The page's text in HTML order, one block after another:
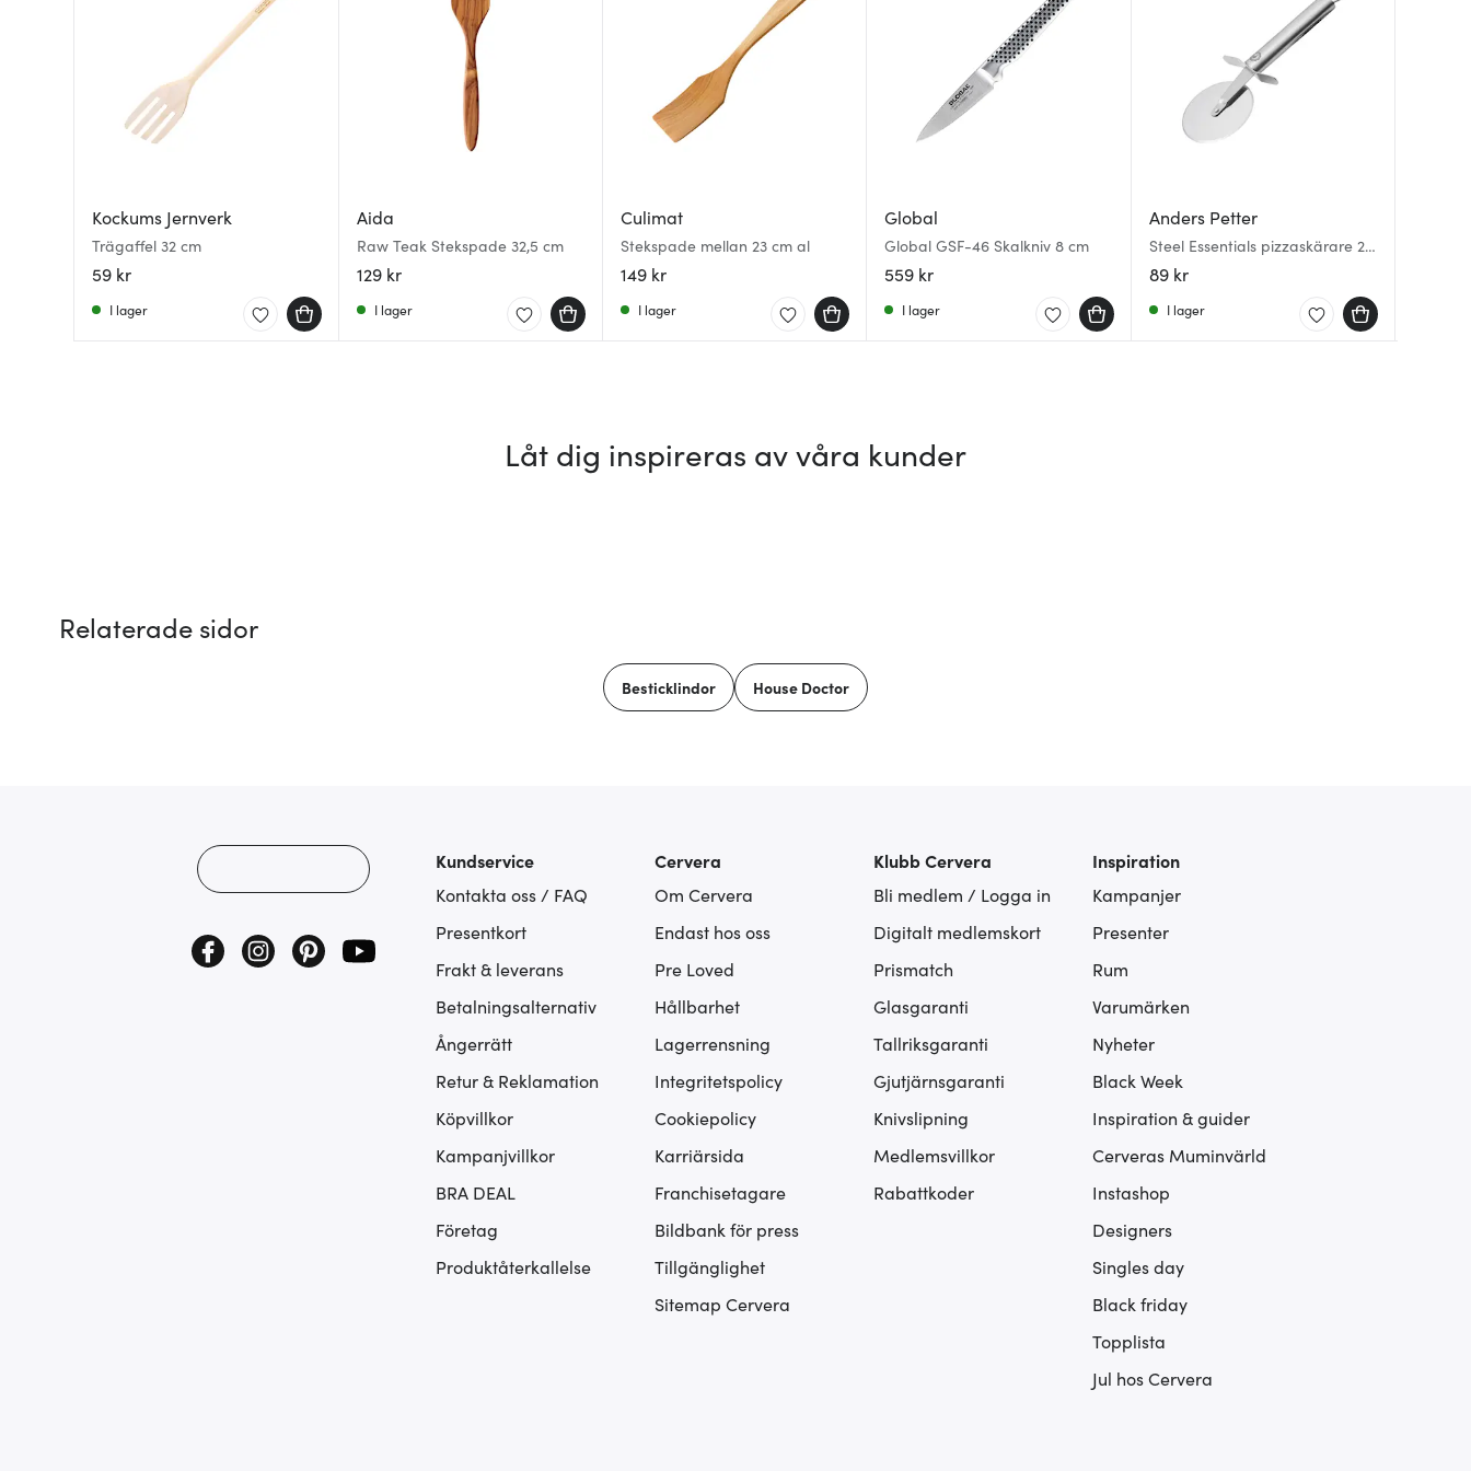
Kockums Jernverk
Trägaffel 32 cm
59 kr
I lager
Aida
Raw Teak Stekspade 32,5 cm
129 kr
I lager
Culimat
Stekspade mellan 23 cm al
149 kr
I lager
Global
Global GSF-46 Skalkniv 8 cm
559 kr
I lager
Anders Petter
Steel Essentials pizzaskärare 22
cm stål
89 kr
I lager
Låt dig inspireras av våra kunder
Relaterade sidor
Besticklindor House Doctor
Kundservice
Kontakta oss / FAQ
Presentkort
Frakt & leverans
Betalningsalternativ
Ångerrätt
Retur & Reklamation
Köpvillkor
Kampanjvillkor
BRA DEAL
Företag
Produktåterkallelse
Cervera
Om Cervera
Endast hos oss
Pre Loved
Hållbarhet
Lagerrensning
Integritetspolicy
Cookiepolicy
Karriärsida
Franchisetagare
Bildbank för press
Tillgänglighet
Sitemap Cervera
Klubb Cervera
Bli medlem / Logga in
Digitalt medlemskort
Prismatch
Glasgaranti
Tallriksgaranti
Gjutjärnsgaranti
Knivslipning
Medlemsvillkor
Rabattkoder
Inspiration
Kampanjer
Presenter
Rum
Varumärken
Nyheter
Black Week
Inspiration & guider
Cerveras Muminvärld
Instashop
Designers
Singles day
Black friday
Topplista
Jul hos Cervera